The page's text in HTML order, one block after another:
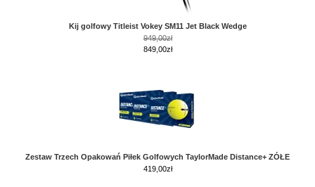
Kij golfowy Titleist Vokey SM11 Jet Black Wedge
949,00zł
849,00zł
Zestaw Trzech Opakowań Piłek Golfowych TaylorMade Distance+ ZÓŁE
419,00zł